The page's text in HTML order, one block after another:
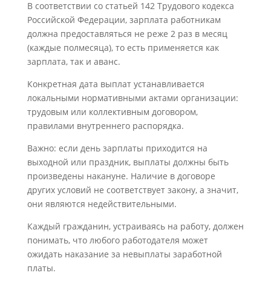
В соответствии со статьей 142 Трудового кодекса
Российской Федерации, зарплата работникам
должна предоставляться не реже 2 раз в месяц
(каждые полмесяца), то есть применяется как
зарплата, так и аванс.
Конкретная дата выплат устанавливается
локальными нормативными актами организации:
трудовым или коллективным договором,
правилами внутреннего распорядка.
Важно: если день зарплаты приходится на
выходной или праздник, выплаты должны быть
произведены накануне. Наличие в договоре
других условий не соответствует закону, а значит,
они являются недействительными.
Каждый гражданин, устраиваясь на работу, должен
понимать, что любого работодателя может
ожидать наказание за невыплаты заработной
платы.